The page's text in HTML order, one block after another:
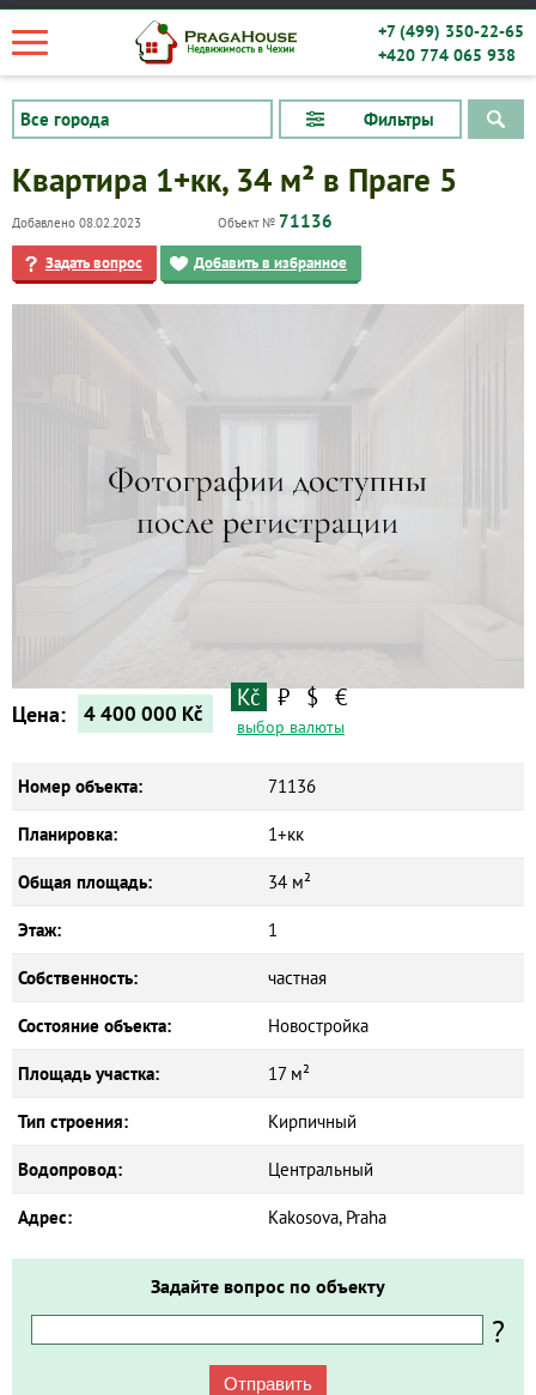
+7 (499) 350-22-65
+420 774 065 938
Фильтры
Квартира 1+кк, 34 м² в Праге 5
Добавлено 08.02.2023 Объект № 71136
Задать вопрос Добавить в избранное
Цена: 4 400 000 Kč
Kč ₽ $ €
выбор валюты
Номер объекта: 71136
Планировка: 1+кк
Общая площадь: 34 м²
Этаж: 1
Собственность: частная
Состояние объекта: Новостройка
Площадь участка: 17 м²
Тип строения: Кирпичный
Водопровод: Центральный
Адрес: Kakosova, Praha
Задайте вопрос по объекту
?
Отправить